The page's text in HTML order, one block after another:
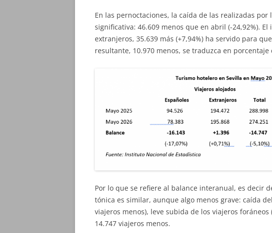
En las pernoctaciones, la caída de las realizadas
significativa: 46.609 menos que en abril (-24,92%).
extranjeros, 35.639 más (+7,94%) ha servido para
resultante, 10.970 menos, se traduzca en porcentaje
Por lo que se refiere al balance interanual, es decir
tónica es similar, aunque algo menos grave: caída
viajeros menos), leve subida de los viajeros
14.747 viajeros menos.